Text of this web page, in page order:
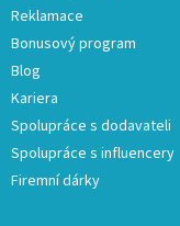
Reklamace
Bonusový program
Blog
Kariera
Spolupráce s dodavateli
Spolupráce s influencery
Firemní dárky